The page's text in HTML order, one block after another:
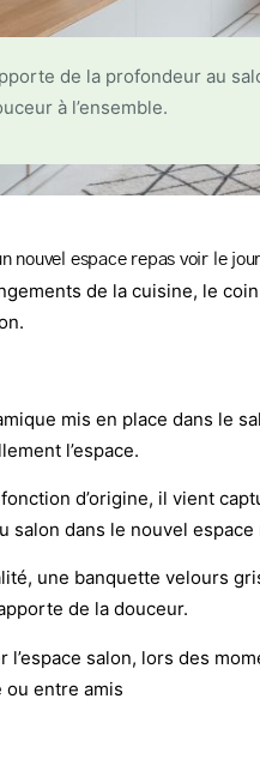
de la profondeur au
à l’ensemble.
nouvel espace repas voir le
de la cuisine, le
mis en place dans le
l’espace.
d’origine, il vient
salon dans le nouvel espace
une banquette velours
de la douceur.
salon, lors des
entre amis